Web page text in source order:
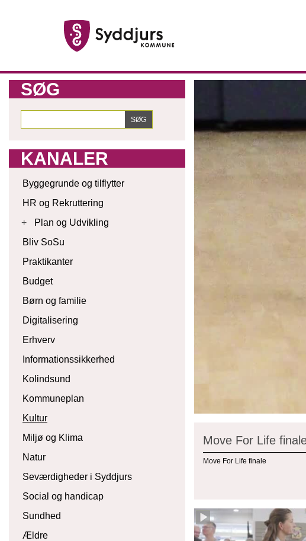
SØG
KANALER
Byggegrunde og tilflytter
HR og Rekruttering
+
Plan og Udvikling
Bliv SoSu
Praktikanter
Budget
Børn og familie
Digitalisering
Erhverv
Informationssikkerhed
Kolindsund
Kommuneplan
Kultur
Miljø og Klima
Natur
Seværdigheder i Syddjurs
Social og handicap
Sundhed
Ældre
Move For Life
Move For Life finale